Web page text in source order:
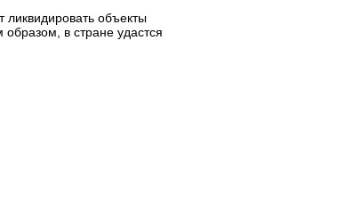
ликвидировать объекты
в стране удастся